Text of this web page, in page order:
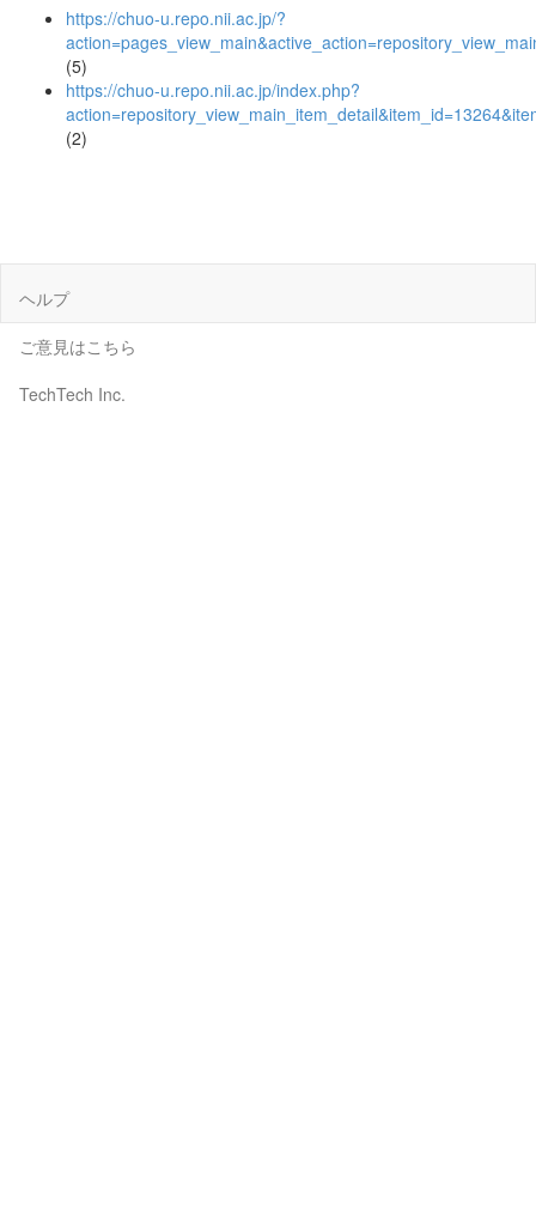
https://chuo-u.repo.nii.ac.jp/?
(5)
https://chuo-u.repo.nii.ac.jp/index.php?
(2)
ヘルプ
ご意見はこちら
TechTech Inc.